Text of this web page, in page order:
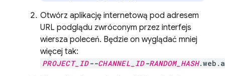
Otwórz aplikację internetową pod adresem
URL podglądu zwróconym przez interfejs
wiersza poleceń. Będzie on wyglądać mniej
więcej tak:
PROJECT_ID--CHANNEL_ID-RANDOM_HASH